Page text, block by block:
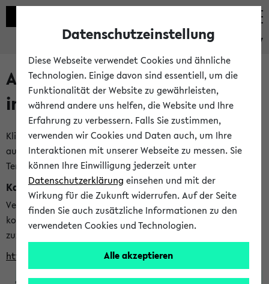
eKVV
Alle veröffentlichten Semester
im eKVV
Klicken Sie auf das Semester, welches Sie für Ihre Sitzung
auswählen möchten. Bitte beachten Sie auch die weiteren
Termine imKalender der Lehrplanung
Kalenderintegration
Verwenden Sie die folgende Adresse, um mit einer
kompatiblen Kalenderanwendung auf die Vorlesungszeiten
zuzugreifen (nähere Informationen
finden Sie hier
https://ekvv.uni-bielefeld.de/ws/calendar?vz
Datenschutzeinstellung
Diese Webseite verwendet Cookies und ähnliche
Technologien. Einige davon sind essentiell, um die
Funktionalität der Website zu gewährleisten,
während andere uns helfen, die Website und Ihre
Erfahrung zu verbessern. Falls Sie zustimmen,
verwenden wir Cookies und Daten auch, um Ihre
Interaktionen mit unserer Webseite zu messen. Sie
können Ihre Einwilligung jederzeit unter
Datenschutzerklärung einsehen und mit der
Wirkung für die Zukunft widerrufen. Auf der Seite
finden Sie auch zusätzliche Informationen zu den
verwendeten Cookies und Technologien.
Alle akzeptieren